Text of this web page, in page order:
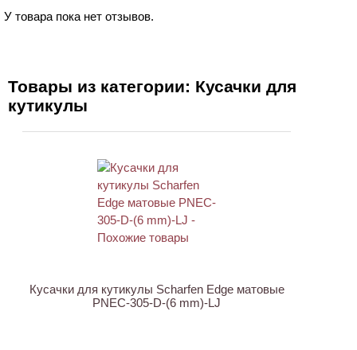
У товара пока нет отзывов.
Товары из категории: Кусачки для
кутикулы
Кусачки для кутикулы Scharfen Edge матовые
PNEC-305-D-(6 mm)-LJ